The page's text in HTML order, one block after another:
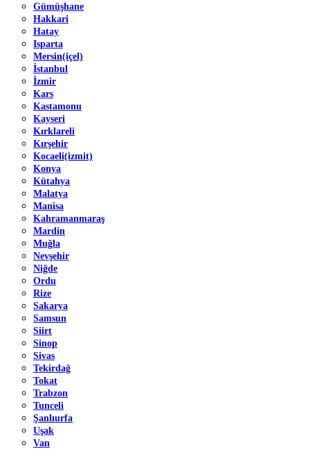
Gümüşhane
Hakkari
Hatay
Isparta
Mersin(içel)
İstanbul
İzmir
Kars
Kastamonu
Kayseri
Kırklareli
Kırşehir
Kocaeli(izmit)
Konya
Kütahya
Malatya
Manisa
Kahramanmaraş
Mardin
Muğla
Nevşehir
Niğde
Ordu
Rize
Sakarya
Samsun
Siirt
Sinop
Sivas
Tekirdağ
Tokat
Trabzon
Tunceli
Şanlıurfa
Uşak
Van